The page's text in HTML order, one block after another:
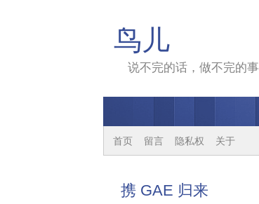
鸟儿
说不完的话，做不完的事
首页 留言 隐私权 关于
携 GAE 归来